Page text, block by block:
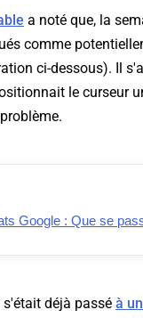
a noté que, la
comme
ci-dessous). Il
le curseur
Google : Que se
déjà passé à